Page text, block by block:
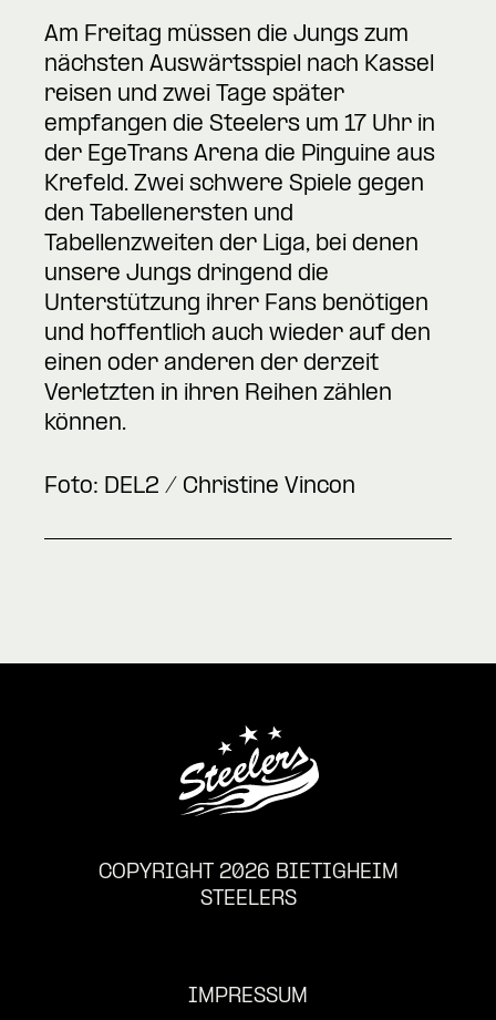
Am Freitag müssen die Jungs zum
nächsten Auswärtsspiel nach Kassel
reisen und zwei Tage später
empfangen die Steelers um 17 Uhr in
der EgeTrans Arena die Pinguine aus
Krefeld. Zwei schwere Spiele gegen
den Tabellenersten und
Tabellenzweiten der Liga, bei denen
unsere Jungs dringend die
Unterstützung ihrer Fans benötigen
und hoffentlich auch wieder auf den
einen oder anderen der derzeit
Verletzten in ihren Reihen zählen
können.
Foto: DEL2 / Christine Vincon
COPYRIGHT 2026 BIETIGHEIM
STEELERS
IMPRESSUM